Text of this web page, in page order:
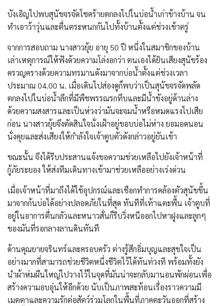
บังเอิญไปพบสุนัขจรจัดโชคร้ายตกลงไปในบ่อน้ำเก่าข้างบ้าน จน
ทำเอาว้าวุ่นและตื่นตระหนกกันไปทั้งบ้านตั้งแต่ช่วงเช้าตรู่
จากการสอบถาม นางสาวยุ้ย อายุ 50 ปี หนึ่งในสมาชิกของบ้าน
เล่าเหตุการณ์ให้ฟังด้วยความโล่งอกว่า ตนเองได้ยินเสียงสุนัขร้อง
ครวญครางด้วยความทรมานดังมาจากบ่อน้ำตั้งแต่ช่วงเวลา
ประมาณ 04.00 น. เมื่อเดินไปส่องดูก็พบว่าเป็นสุนัขจรจัดพลัด
ตกลงไปในบ่อน้ำลึกที่มีพืชพรรณรกทึบและมีน้ำขังอยู่ด้านล่าง
ด้วยความสงสารและเป็นห่วงว่ามันจะจมน้ำหรือหมดแรงไปเสีย
ก่อน นางสาวยุ้ยจึงตัดสินใจนั่งเฝ้าอยู่ขอบบ่อไม่ห่าง ยอมอดนอน
นั่งคุยและส่งเสียงให้กำลังใจเจ้าตูบตัวดังกล่าวอยู่ยันเช้า
ขณะนั้น จึงได้รีบประสานแจ้งขอความช่วยเหลือไปยังเจ้าหน้าที่
กู้ภัยระยอง ให้ส่งทีมเดินทางเข้ามาช่วยเหลืออย่างเร่งด่วน
เมื่อเจ้าหน้าที่มาถึงได้ใช้อุปกรณ์และเชือกทำการคล้องตัวสุนัขขึ้น
มาจากก้นบ่อได้อย่างปลอดภัยในที่สุด ทันทีที่เท้าแตะพื้น เจ้าตูบที่
อยู่ในอาการตื่นกลัวและหนาวสั่นก็รีบวิ่งหนีออกไปหาฝูงและลูกๆ
ของมันที่รอกลางลานดินทันที
ด้านคุณยายจรินทร์และครอบครัว ต่างรู้สึกอิ่มบุญและสุขใจเป็น
อย่างมากที่สามารถช่วยชีวิตหนึ่งชีวิตไว้ได้ทันท่วงที พร้อมทั้งยัง
นำผ้าห่มผืนใหญ่ไปวางไว้ในจุดที่มันน่าจะกลับมานอนพักผ่อนเพื่อ
สร้างความอบอุ่นให้อีกด้วย นับเป็นภาพสะท้อนเรื่องราวความมี
เมตตาและความรักต่อสัตว์ร่วมโลกในพื้นที่ภาคตะวันออกที่สร้าง